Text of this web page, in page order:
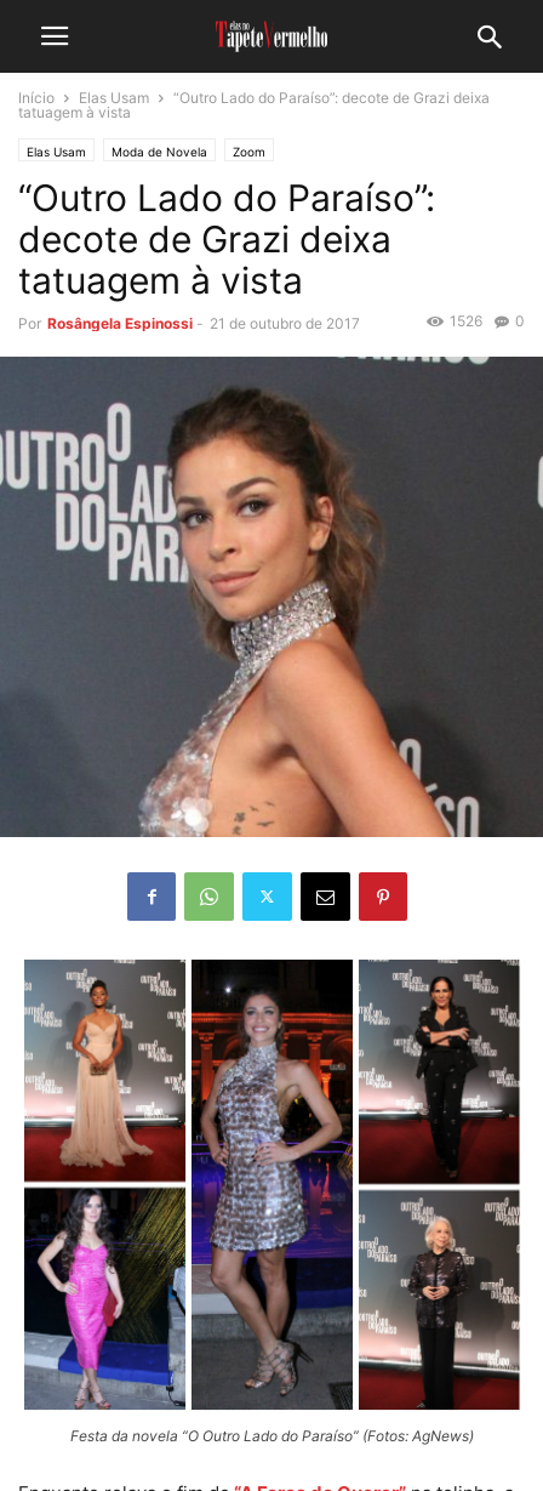
Início Elas Usam
“Outro Lado do Paraíso”: decote de Grazi deixa
tatuagem à vista
Elas Usam Moda de Novela Zoom
“Outro Lado do Paraíso”:
decote de Grazi deixa
tatuagem à vista
Por Rosângela Espinossi - 21 de outubro de 2017 0
1526
Festa da novela “O Outro Lado do Paraíso” (Fotos: AgNews)